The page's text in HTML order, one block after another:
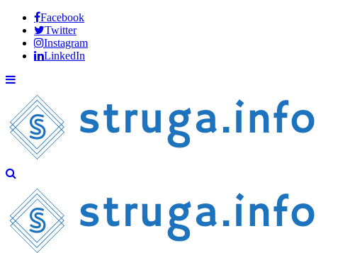
Facebook
Twitter
Instagram
LinkedIn